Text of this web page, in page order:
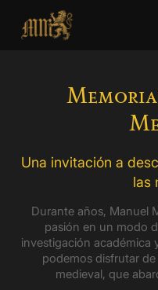
main
Una invitación a
las
Durante años, Manuel
pasión en un modo
investigación académica
podemos disfrutar
medieval, que